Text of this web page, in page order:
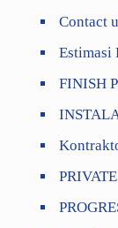
Contact
Estimasi
FINISH